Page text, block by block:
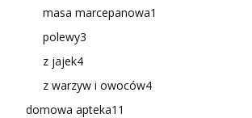
masa marcepanowa1
polewy3
z jajek4
z warzyw i owoców4
domowa apteka11